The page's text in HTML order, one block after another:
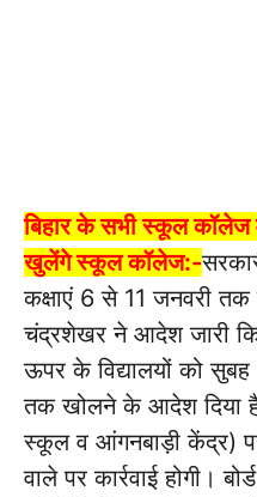
बिहार के सभी स्कूल
खुलेंगे स्कूल कॉलेज:-
कक्षाएं 6 से 11 जनवरी तक
चंद्रशेखर ने आदेश जारी
ऊपर के विद्यालयों को
तक खोलने के आदेश दिया
स्कूल व आंगनबाड़ी केंद्र)
वाले पर कार्रवाई होगी।